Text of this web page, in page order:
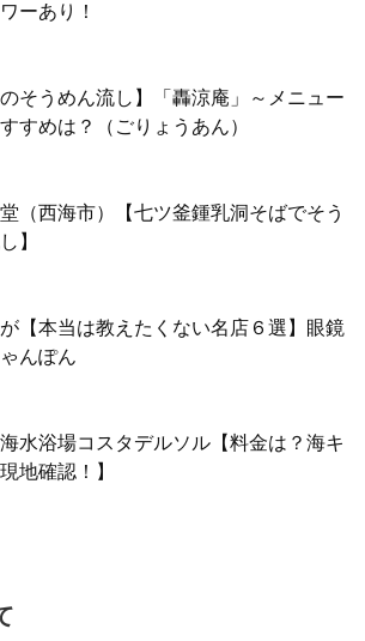
ーあり！
のそうめん流し】「轟涼庵」～メニュー
すめは？（ごりょうあん）
（西海市）【七ツ釜鍾乳洞そばでそう
】
【本当は教えたくない名店６選】眼鏡
んぽん
水浴場コスタデルソル【料金は？海キ
地確認！】